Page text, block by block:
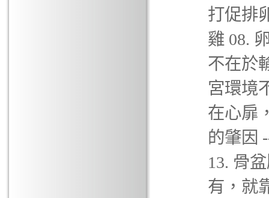
打促排
雞 08.
不在於
宮環境
在心扉
的肇因
13. 骨
有，就